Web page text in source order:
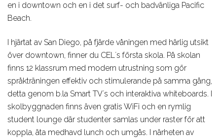
en i downtown och en i det surf- och badvänliga Pacific
Beach.
I hjärtat av San Diego, på fjärde våningen med härlig utsikt
över downtown, finner du CEL´s första skola. På skolan
finns 12 klassrum med modern utrustning som gör
språkträningen effektiv och stimulerande på samma gång,
detta genom b.la Smart TV´s och interaktiva whiteboards. I
skolbyggnaden finns även gratis WiFi och en rymlig
student lounge där studenter samlas under raster för att
koppla, äta medhavd lunch och umgås. I närheten av